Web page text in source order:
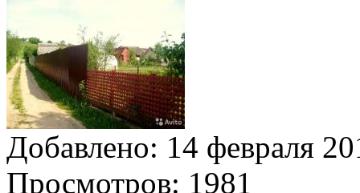
Добавлено: 14 февраля
Просмотров: 1981